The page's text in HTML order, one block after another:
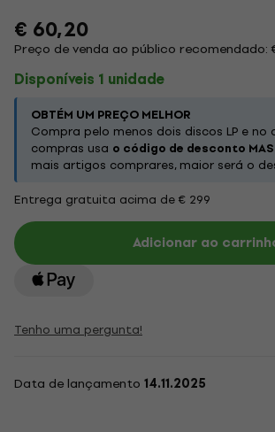
€ 60,20
Preço de venda ao público recomendado:
Disponíveis 1 unidade
OBTÉM UM PREÇO MELHOR
Compra pelo menos dois discos LP e no
compras usa o código de desconto
mais artigos comprares, maior será o
Entrega gratuita acima de € 299
Adicionar ao
Tenho uma pergunta!
Data de lançamento 14.11.2025